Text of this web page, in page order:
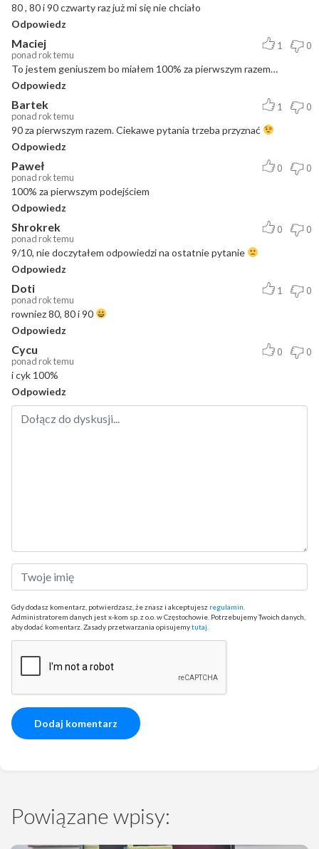
80 , 80 i 90 czwarty raz już mi się nie chciało
Odpowiedz
Maciej
ponad rok temu
1 0
To jestem geniuszem bo miałem 100% za pierwszym razem…
Odpowiedz
Bartek
ponad rok temu
1 0
90 za pierwszym razem. Ciekawe pytania trzeba przyznać
Odpowiedz
Paweł
ponad rok temu
0 0
100% za pierwszym podejściem
Odpowiedz
Shrokrek
ponad rok temu
0 0
9/10, nie doczytałem odpowiedzi na ostatnie pytanie
Odpowiedz
Doti
ponad rok temu
1 0
rowniez 80, 80 i 90
Odpowiedz
Cycu
ponad rok temu
0 0
i cyk 100%
Odpowiedz
Gdy dodasz komentarz, potwierdzasz, że znasz i akceptujesz regulamin
Administratorem danych jest x-kom sp. z o.o. w Częstochowie. Potrzebujemy Twoich danych,
aby dodać komentarz. Zasady przetwarzania opisujemytutaj
Powiązane wpisy: